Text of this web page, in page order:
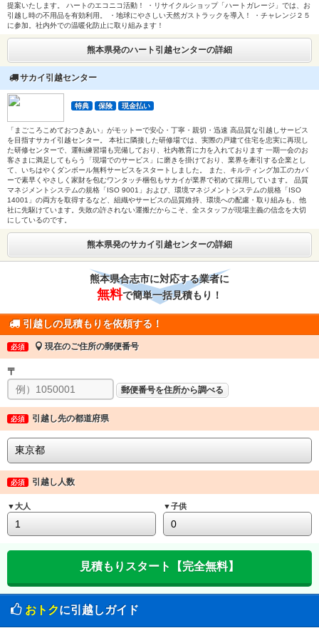
提案いたします。 ハートのエコニコ活動！ ・リサイクルショップ「ハートガレージ」では、お
引越し時の不用品を有効利用。 ・地球にやさしい天然ガストラックを導入！ ・チャレンジ２５
に参加。社内外での温暖化防止に取り組みます！
熊本県発のハート引越センターの詳細
サカイ引越センター
特典 保険 現金払い
「まごころこめておつきあい」がモットーで安心・丁寧・親切・迅速 高品質な引越しサービス
を目指すサカイ引越センター。 本社に隣接した研修場では、実際の戸建て住宅を忠実に再現し
た研修センターで、運転練習場も完備しており、社内教育に力を入れております 一期一会のお
客さまに満足してもらう「現場でのサービス」に磨きを掛けており、業界を牽引する企業とし
て、いちはやくダンボール無料サービスをスタートしました。 また、キルティング加工のカバ
ーで素早くやさしく家財を包むワンタッチ梱包もサカイが業界で初めて採用しています。 品質
マネジメントシステムの規格「ISO 9001」および、環境マネジメントシステムの規格「ISO
14001」の両方を取得するなど、組織やサービスの品質維持、環境への配慮・取り組みも、他
社に先駆けています。失敗の許されない運搬だからこそ、全スタッフが現場主義の信念を大切
にしているのです。
熊本県発のサカイ引越センターの詳細
熊本県合志市に対応する業者に
無料で簡単一括見積もり！
引越しの見積もりを依頼する！
必須 現在のご住所の郵便番号
〒
郵便番号を住所から調べる
必須 引越し先の都道府県
必須 引越し人数
▼大人 ▼子供
おトクに引越しガイド